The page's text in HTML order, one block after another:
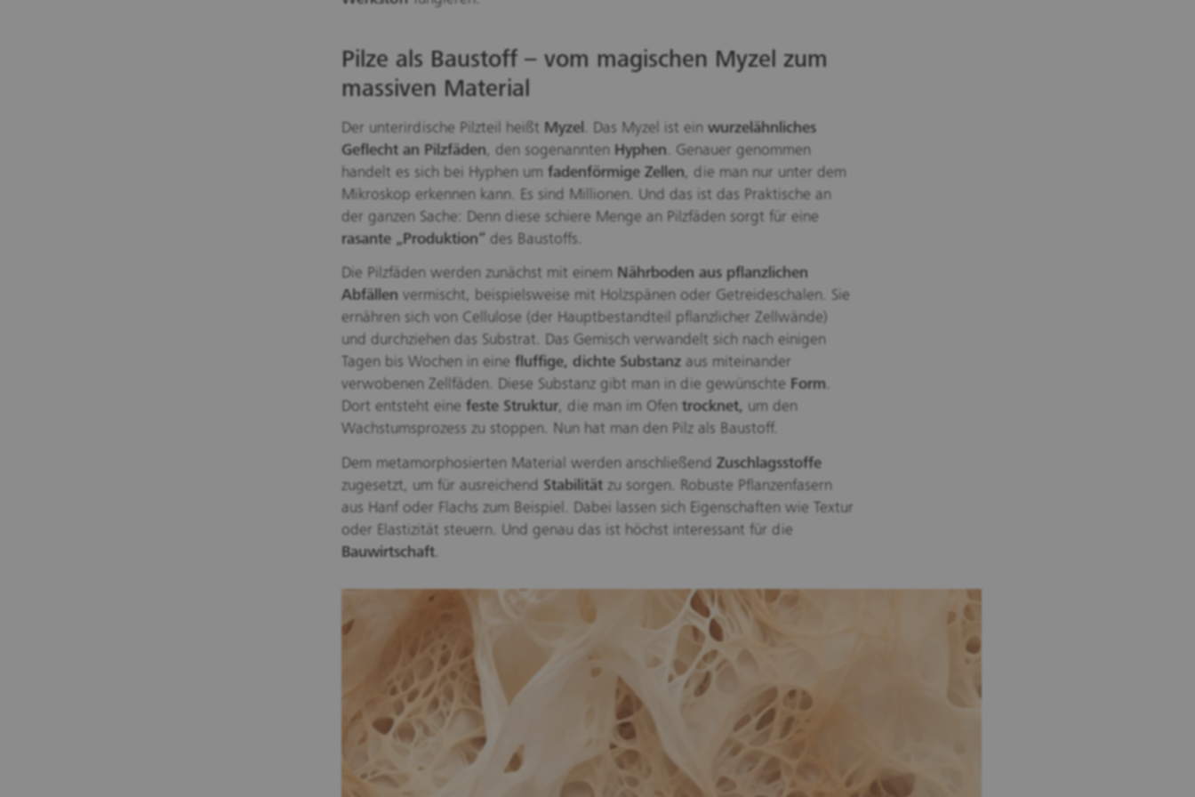
Pilze als Baustoff – vom magischen Myzel zum
massiven Material
Der unterirdische Pilzteil heißt Myzel . Das Myzel ist ein wurzelähnliches
Geflecht an Pilzfäden, den sogenannten Hyphen . Genauer genommen
handelt es sich bei Hyphen um fadenförmige Zellen, die man nur unter dem
Mikroskop erkennen kann. Es sind Millionen. Und das ist das Praktische an
der ganzen Sache: Denn diese schiere Menge an Pilzfäden sorgt für eine
rasante „Produktion“ des Baustoffs.
Die Pilzfäden werden zunächst mit einem Nährboden aus pflanzlichen
Abfällen vermischt, beispielsweise mit Holzspänen oder Getreideschalen. Sie
ernähren sich von Cellulose (der Hauptbestandteil pflanzlicher Zellwände)
und durchziehen das Substrat. Das Gemisch verwandelt sich nach einigen
Tagen bis Wochen in eine fluffige, dichte Substanz aus miteinander
verwobenen Zellfäden. Diese Substanz gibt man in die gewünschte Form
Dort entsteht eine feste Struktur, die man im Ofen trocknet, um den
Wachstumsprozess zu stoppen. Nun hat man den Pilz als Baustoff.
Dem metamorphosierten Material werden anschließend Zuschlagsstoffe
zugesetzt, um für ausreichend Stabilität zu sorgen. Robuste Pflanzenfasern
aus Hanf oder Flachs zum Beispiel. Dabei lassen sich Eigenschaften wie Textur
oder Elastizität steuern. Und genau das ist höchst interessant für die
Bauwirtschaft